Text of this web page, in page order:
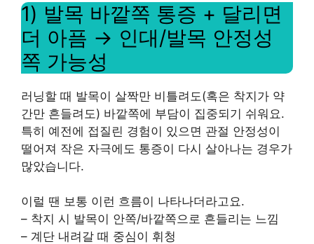
1) 발목 바깥쪽 통증 + 달리면
더 아픔 → 인대/발목 안정성
쪽 가능성
러닝할 때 발목이 살짝만 비틀려도(혹은 착지가 약
간만 흔들려도) 바깥쪽에 부담이 집중되기 쉬워요.
특히 예전에 접질린 경험이 있으면 관절 안정성이
떨어져 작은 자극에도 통증이 다시 살아나는 경우가
많았습니다.
이럴 땐 보통 이런 흐름이 나타나더라고요.
– 착지 시 발목이 안쪽/바깥쪽으로 흔들리는 느낌
– 계단 내려갈 때 중심이 휘청